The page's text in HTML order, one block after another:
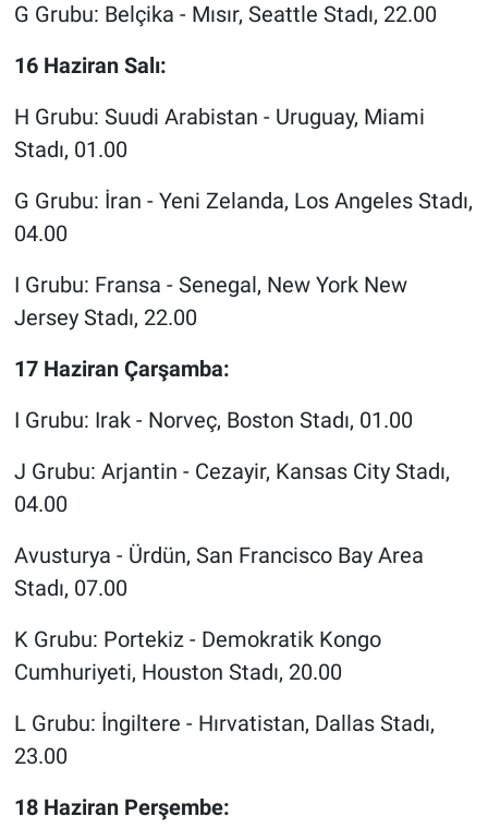
G Grubu: Belçika - Mısır, Seattle Stadı, 22.00
16 Haziran Salı:
H Grubu: Suudi Arabistan - Uruguay, Miami
Stadı, 01.00
G Grubu: İran - Yeni Zelanda, Los Angeles Stadı,
04.00
I Grubu: Fransa - Senegal, New York New
Jersey Stadı, 22.00
17 Haziran Çarşamba:
I Grubu: Irak - Norveç, Boston Stadı, 01.00
J Grubu: Arjantin - Cezayir, Kansas City Stadı,
04.00
Avusturya - Ürdün, San Francisco Bay Area
Stadı, 07.00
K Grubu: Portekiz - Demokratik Kongo
Cumhuriyeti, Houston Stadı, 20.00
L Grubu: İngiltere - Hırvatistan, Dallas Stadı,
23.00
18 Haziran Perşembe: